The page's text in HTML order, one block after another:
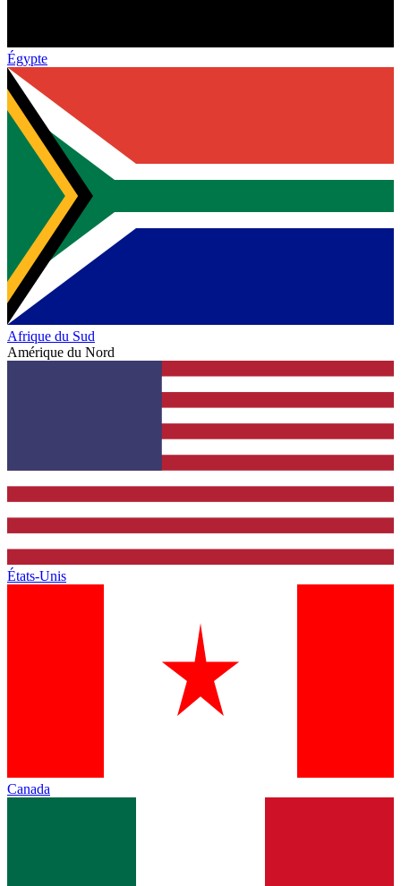
Égypte
Afrique du Sud
Amérique du Nord
États-Unis
Canada